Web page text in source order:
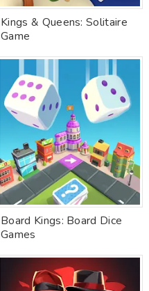
Kings & Queens: Solitaire
Game
Board Kings: Board Dice
Games